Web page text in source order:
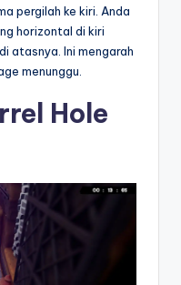
pergilah ke kiri. Anda
horizontal di kiri
atasnya. Ini mengarah
menunggu.
Hole